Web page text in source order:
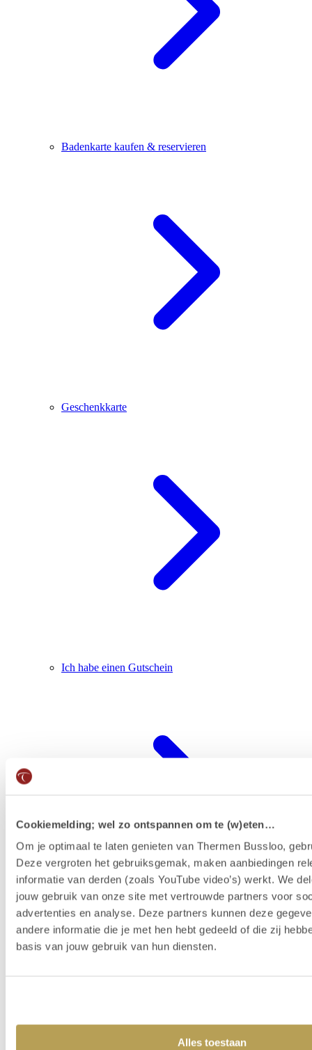
Cookiemelding; wel zo ontspannen om te (w)eten…
Om je optimaal te laten genieten van Thermen Bussloo,
Deze vergroten het gebruiksgemak, maken aanbiedingen
informatie van derden (zoals YouTube video’s) werkt. We
jouw gebruik van onze site met vertrouwde partners voor
advertenties en analyse. Deze partners kunnen deze
andere informatie die je met hen hebt gedeeld of die zij
basis van jouw gebruik van hun diensten.
Alles toestaan
Badenkarte kaufen & reservieren
Geschenkkarte
Ich habe einen Gutschein
Wellness-Resort